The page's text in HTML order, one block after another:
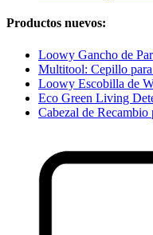
Productos nuevos:
Loowy Gancho de
Multitool: Cepillo
Loowy Escobilla de
Eco Green Living
Cabezal de